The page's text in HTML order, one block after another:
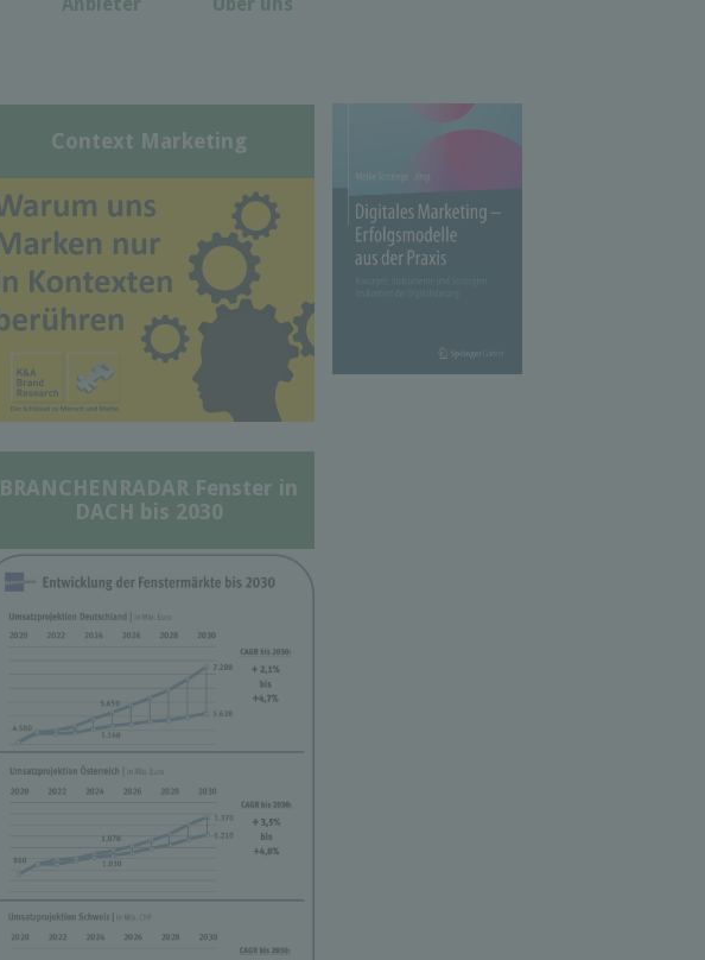
Context Marketing
BRANCHENRADAR Fenster in
DACH bis 2030